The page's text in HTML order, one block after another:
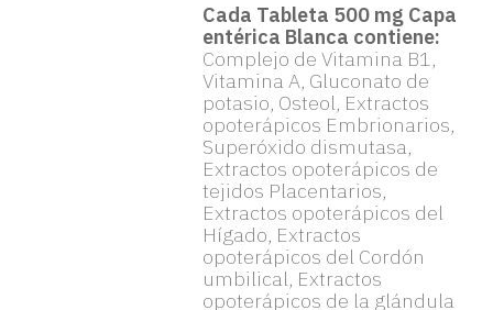
Cada Tableta 500 mg Capa
entérica Blanca contiene:
Complejo de Vitamina B1,
Vitamina A, Gluconato de
potasio, Osteol, Extractos
opoterápicos Embrionarios,
Superóxido dismutasa,
Extractos opoterápicos de
tejidos Placentarios,
Extractos opoterápicos del
Hígado, Extractos
opoterápicos del Cordón
umbilical, Extractos
opoterápicos de la glándula